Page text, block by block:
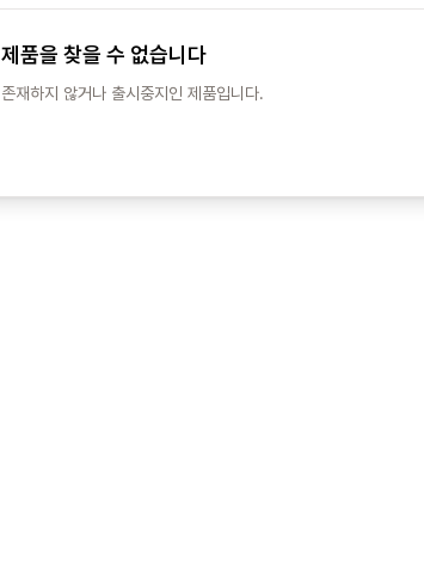
제품을 찾을 수 없습니다
존재하지 않거나 출시중지인 제품입니다.